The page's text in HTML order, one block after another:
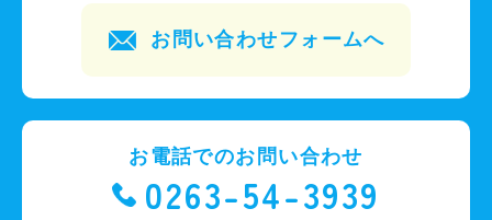
お問い合わせフォームへ
お電話でのお問い合わせ
0263-54-3939